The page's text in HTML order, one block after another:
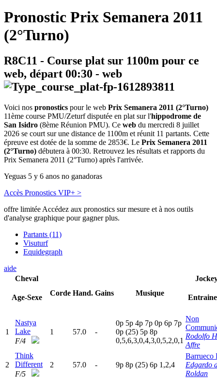
Pronostic Prix Semanera 2011
(2°Turno)
R8C11 - Course plat sur 1100m pour ce
web, départ 00:30 - web
Voici nos pronostics pour le web Prix Semanera 2011 (2°Turno)
11ème course PMU/Zeturf disputée en plat sur l'hippodrome de
San Isidro (8ème Réunion PMU). Ce web du mercredi 8 juillet
2026 se court sur une distance de 1100m et réunit 11 partants. Cette
épreuve est dotée de la somme de 2853€. Le Prix Semanera 2011
(2°Turno) débutera à 00:30. Retrouvez les résultats et rapports du
Prix Semanera 2011 (2°Turno) après l'arrivée.
Yeguas 5 y 6 anos no ganadoras
Accès Pronostics VIP+ >
offre limitée Accédez aux pronostics sur mesure et à nos outils
d'analyse graphique pour gagner plus.
Partants (11)
Visuturf
Equidegraph
aide
Cheval
Age-Sexe
Corde Hand. Gains Musique
1
Nastya
Lake
F/4
1 57.0 -
0p 5p 4p 7p 0p 6p 7p
0p (25) 5p 8p
0,5,6,3,0,4,3,0,5,2,0,1
Non
Rodolfo
Affre
2
Think
Different
F/5
2 57.0 - 9p 8p (25) 6p 1,2,4
Barrueco
Edgardo
Roldan